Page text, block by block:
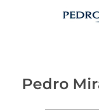
Pedro